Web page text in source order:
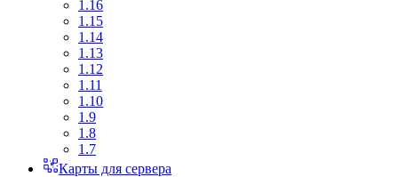
1.16
1.15
1.14
1.13
1.12
1.11
1.10
1.9
1.8
1.7
Карты для сервера